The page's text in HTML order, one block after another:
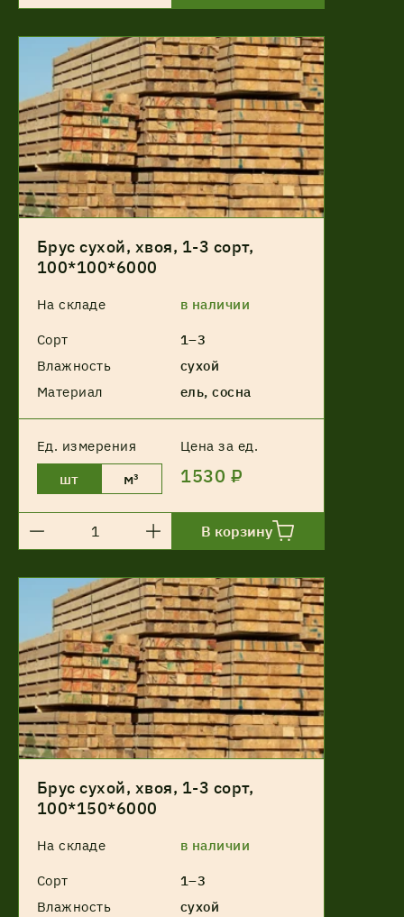
Брус сухой, хвоя, 1-3 сорт,
100*100*6000
На складе в наличии
Сорт
1–3
Влажность
сухой
Материал
ель, сосна
Ед. измерения Цена за ед.
шт м³ 1530 ₽
В корзину
Брус сухой, хвоя, 1-3 сорт,
100*150*6000
На складе в наличии
Сорт
1–3
Влажность
сухой